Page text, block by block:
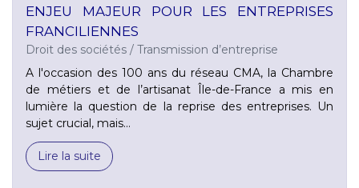
ENJEU MAJEUR POUR LES ENTREPRISES
FRANCILIENNES
Droit des sociétés / Transmission d’entreprise
A l'occasion des 100 ans du réseau CMA, la Chambre
de métiers et de l’artisanat Île-de-France a mis en
lumière la question de la reprise des entreprises. Un
sujet crucial, mais...
Lire la suite